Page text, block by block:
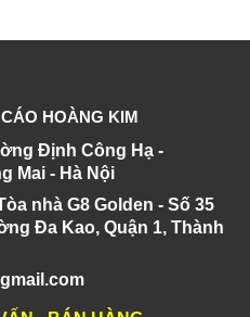
HOÀNG KIM
Định Công Hạ -
Mai - Hà Nội
nhà G8 Golden - Số 35
Đa Kao, Quận 1, Thành